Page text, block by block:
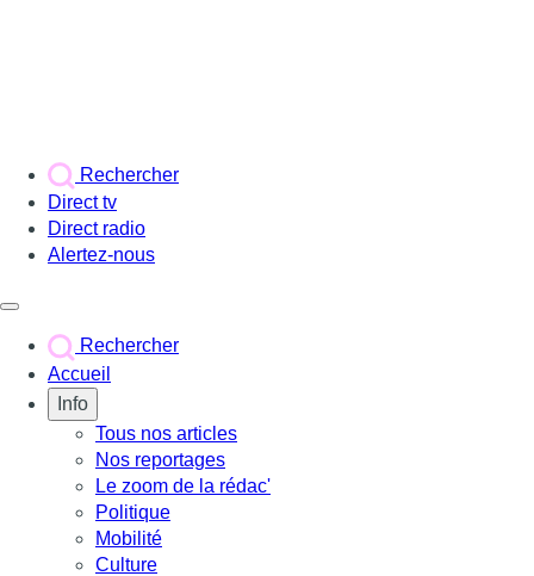
Rechercher
Direct tv
Direct radio
Alertez-nous
Rechercher
Accueil
Info
Tous nos articles
Nos reportages
Le zoom de la rédac'
Politique
Mobilité
Culture